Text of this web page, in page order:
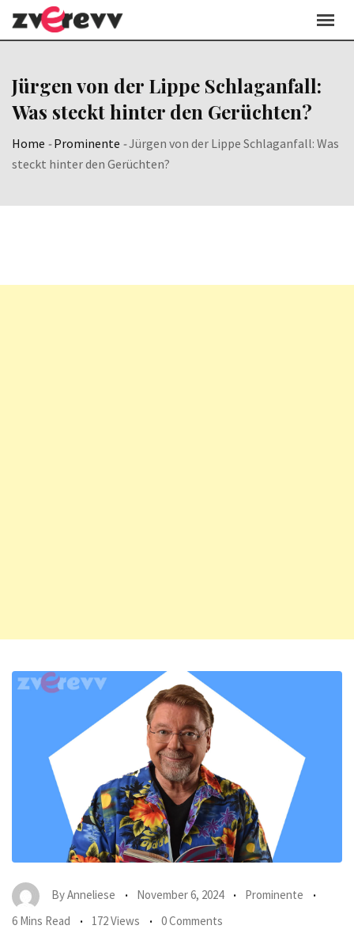
Skip
Jürgen von der Lippe Schlaganfall:
Was steckt hinter den Gerüchten?
Home -Prominente -Jürgen von der Lippe Schlaganfall: Was
steckt hinter den Gerüchten?
ByAnneliese November 6, 2024
Prominente
6 Mins Read
172 Views 0 Comments